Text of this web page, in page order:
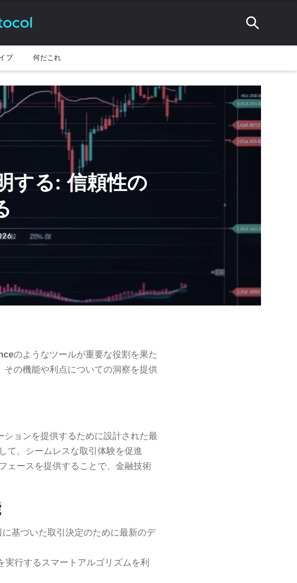
プ 何だこれ
する: 信頼性の
のようなツールが重要な役割を果た
その機能や利点についての洞察を提供
ョンを提供するために設計された最
て、シームレスな取引体験を促進
ェースを提供することで、金融技術
基づいた取引決定のために最新のデ
行するスマートアルゴリズムを利